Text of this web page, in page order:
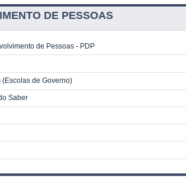
DE PESSOAS
de Pessoas - PDP
(Escolas de Governo)
Saber